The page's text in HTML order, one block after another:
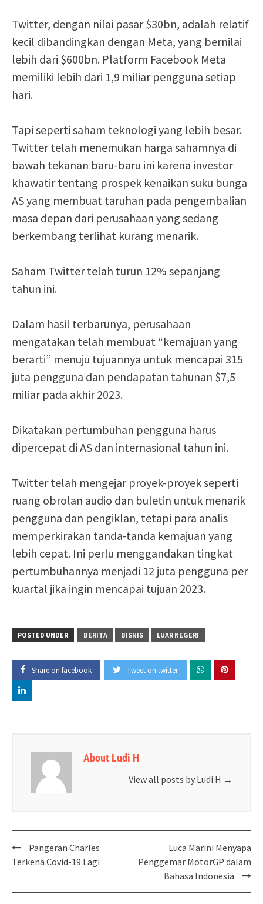
Twitter, dengan nilai pasar $30bn, adalah relatif
kecil dibandingkan dengan Meta, yang bernilai
lebih dari $600bn. Platform Facebook Meta
memiliki lebih dari 1,9 miliar pengguna setiap
hari.
Tapi seperti saham teknologi yang lebih besar.
Twitter telah menemukan harga sahamnya di
bawah tekanan baru-baru ini karena investor
khawatir tentang prospek kenaikan suku bunga
AS yang membuat taruhan pada pengembalian
masa depan dari perusahaan yang sedang
berkembang terlihat kurang menarik.
Saham Twitter telah turun 12% sepanjang
tahun ini.
Dalam hasil terbarunya, perusahaan
mengatakan telah membuat “kemajuan yang
berarti” menuju tujuannya untuk mencapai 315
juta pengguna dan pendapatan tahunan $7,5
miliar pada akhir 2023.
Dikatakan pertumbuhan pengguna harus
dipercepat di AS dan internasional tahun ini.
Twitter telah mengejar proyek-proyek seperti
ruang obrolan audio dan buletin untuk menarik
pengguna dan pengiklan, tetapi para analis
memperkirakan tanda-tanda kemajuan yang
lebih cepat. Ini perlu menggandakan tingkat
pertumbuhannya menjadi 12 juta pengguna per
kuartal jika ingin mencapai tujuan 2023.
POSTED UNDER BERITA BISNIS LUAR NEGERI
Share on facebook Tweet on twitter
About Ludi H
View all posts by Ludi H →
Post
navigation
Pangeran Charles
Terkena Covid-19 Lagi
Luca Marini Menyapa
Penggemar MotorGP dalam
Bahasa Indonesia